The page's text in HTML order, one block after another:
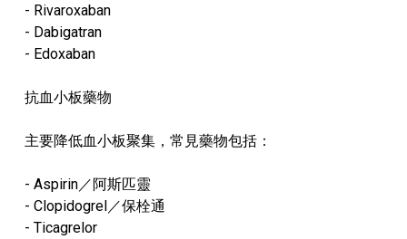
- Rivaroxaban
- Dabigatran
- Edoxaban
抗血小板藥物
主要降低血小板聚集，常見藥物包括：
- Aspirin／阿斯匹靈
- Clopidogrel／保栓通
- Ticagrelor